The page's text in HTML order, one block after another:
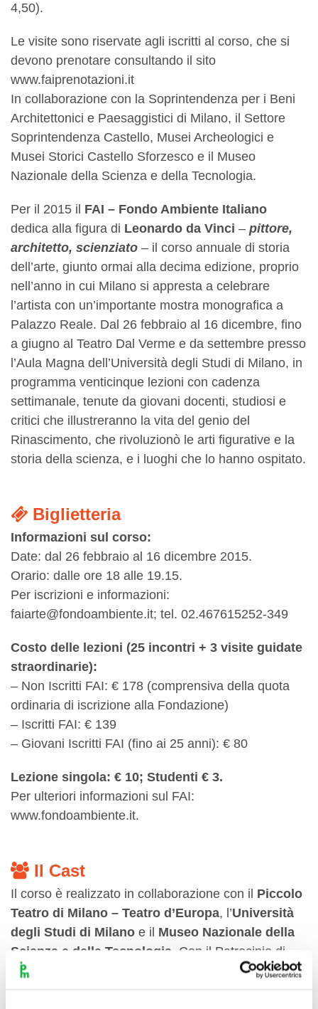
4,50).
Le visite sono riservate agli iscritti al corso, che si
devono prenotare consultando il sito
www.faiprenotazioni.it
In collaborazione con la Soprintendenza per i Beni
Architettonici e Paesaggistici di Milano, il Settore
Soprintendenza Castello, Musei Archeologici e
Musei Storici Castello Sforzesco e il Museo
Nazionale della Scienza e della Tecnologia.
Per il 2015 il FAI – Fondo Ambiente Italiano
dedica alla figura di Leonardo da Vinci – pittore,
architetto, scienziato – il corso annuale di storia
dell’arte, giunto ormai alla decima edizione, proprio
nell’anno in cui Milano si appresta a celebrare
l’artista con un’importante mostra monografica a
Palazzo Reale. Dal 26 febbraio al 16 dicembre, fino
a giugno al Teatro Dal Verme e da settembre presso
l’Aula Magna dell’Università degli Studi di Milano, in
programma venticinque lezioni con cadenza
settimanale, tenute da giovani docenti, studiosi e
critici che illustreranno la vita del genio del
Rinascimento, che rivoluzionò le arti figurative e la
storia della scienza, e i luoghi che lo hanno ospitato.
Biglietteria
Informazioni sul corso:
Date: dal 26 febbraio al 16 dicembre 2015.
Orario: dalle ore 18 alle 19.15.
Per iscrizioni e informazioni:
faiarte@fondoambiente.it; tel. 02.467615252-349
Costo delle lezioni (25 incontri + 3 visite guidate
straordinarie):
– Non Iscritti FAI: € 178 (comprensiva della quota
ordinaria di iscrizione alla Fondazione)
– Iscritti FAI: € 139
– Giovani Iscritti FAI (fino ai 25 anni): € 80
Lezione singola: € 10; Studenti € 3.
Per ulteriori informazioni sul FAI:
www.fondoambiente.it.
Il Cast
Il corso è realizzato in collaborazione con il Piccolo
Teatro di Milano – Teatro d’Europa, l’Università
degli Studi di Milano e il Museo Nazionale della
Scienza e della Tecnologia. Con il Patrocinio di
Regione Lombardia
Comune di Milano. Con il